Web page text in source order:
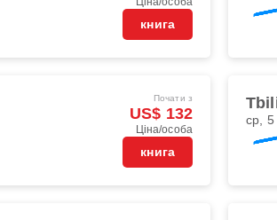
книга
Почати з
US$ 132
Ціна/особа
книга
ср, 5